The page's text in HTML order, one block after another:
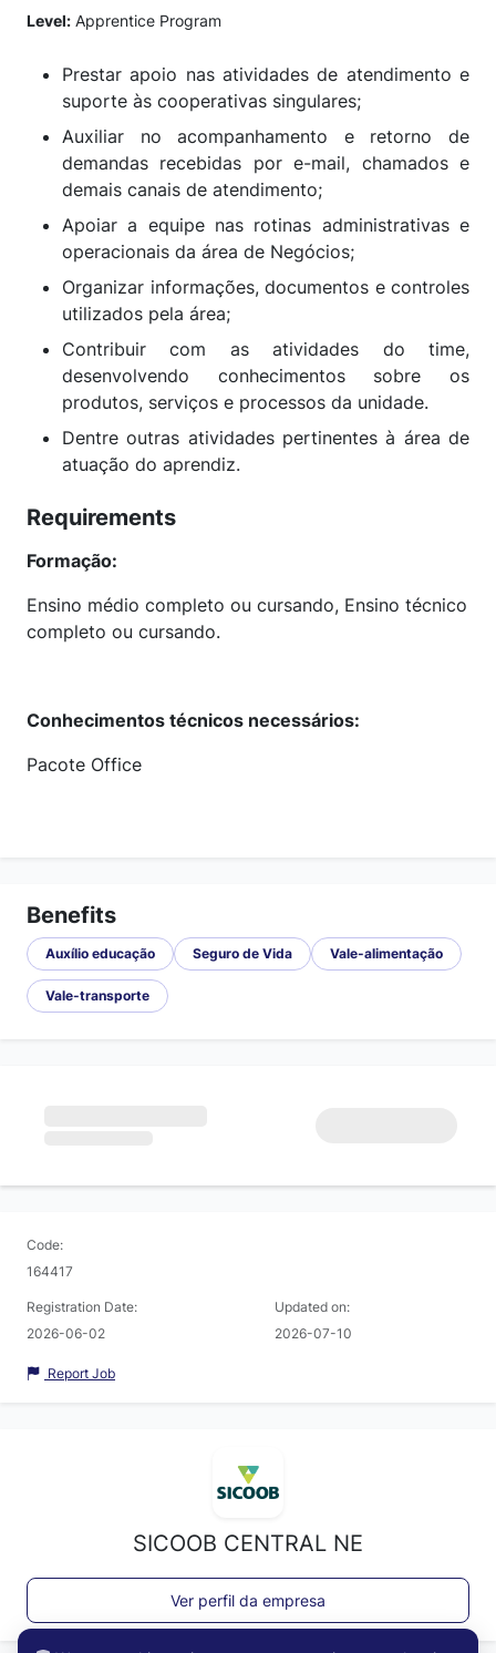
Level: Apprentice Program
Prestar apoio nas atividades de atendimento e
suporte às cooperativas singulares;
Auxiliar no acompanhamento e retorno de
demandas recebidas por e-mail, chamados e
demais canais de atendimento;
Apoiar a equipe nas rotinas administrativas e
operacionais da área de Negócios;
Organizar informações, documentos e controles
utilizados pela área;
Contribuir com as atividades do time,
desenvolvendo conhecimentos sobre os
produtos, serviços e processos da unidade.
Dentre outras atividades pertinentes à área de
atuação do aprendiz.
Requirements
Formação:
Ensino médio completo ou cursando, Ensino técnico
completo ou cursando.
Conhecimentos técnicos necessários:
Pacote Office
Benefits
Auxílio educação Seguro de Vida Vale-alimentação
Vale-transporte
Code:
164417
Registration Date:
2026-06-02
Updated on:
2026-07-10
Report Job
SICOOB CENTRAL NE
Ver perfil da empresa